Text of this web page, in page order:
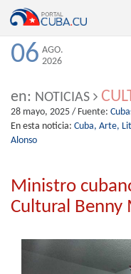
06 AGO.
2026
en: NOTICIAS
28 mayo, 2025 / Fuente:
En esta noticia: Cuba, Arte,
Alonso
Ministro
Cultural Benny